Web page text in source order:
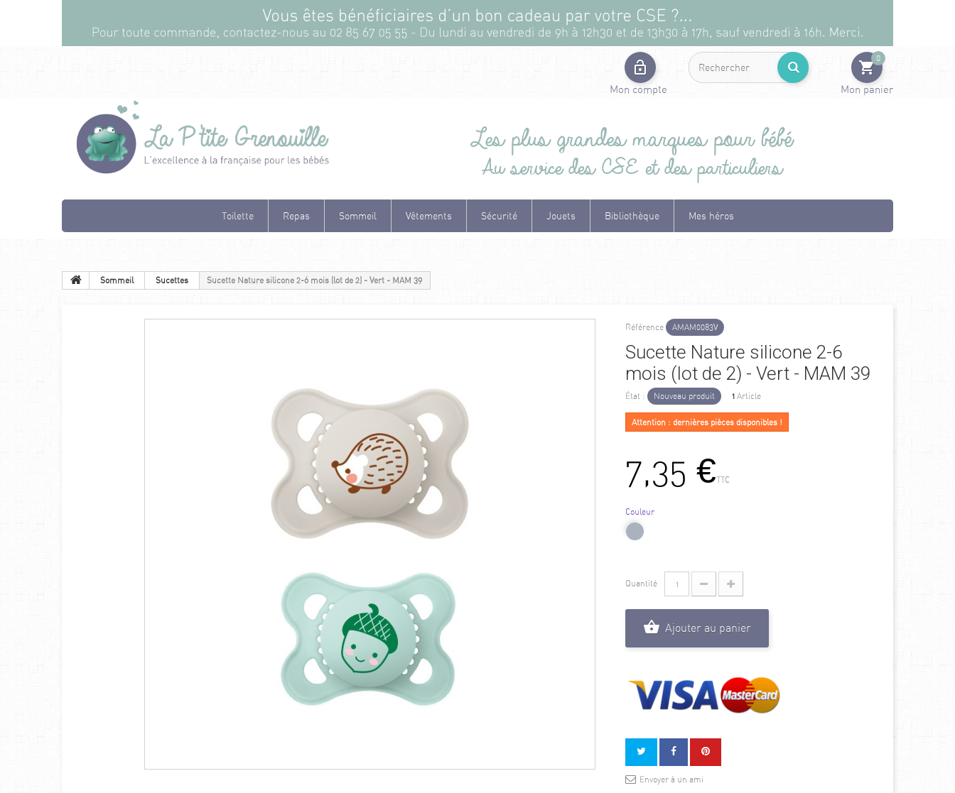
0
Mon panier
Mon compte
Les plus grandes marques pour bébé
Au service des CSE et des particuliers
Toilette Repas Sommeil Vêtements Sécurité Jouets Bibliothèque Mes héros
Sommeil Sucettes Sucette Nature silicone 2-6 mois (lot de 2) - Vert - MAM 39
Référence AMAM0083V
Sucette Nature silicone 2-6
mois (lot de 2) - Vert - MAM 39
État : Nouveau produit 1 Article
Attention : dernières pièces disponibles !
7,35 €TTC
Couleur
Quantité
Ajouter au panier
Envoyer à un ami